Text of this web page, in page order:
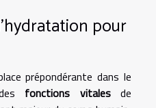
pour
prépondérante dans le
fonctions vitalesde